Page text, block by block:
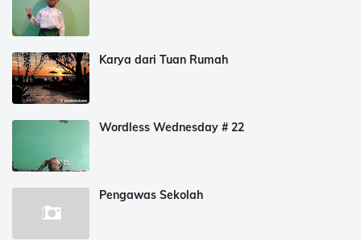
Karya dari Tuan Rumah
Wordless Wednesday # 22
Pengawas Sekolah